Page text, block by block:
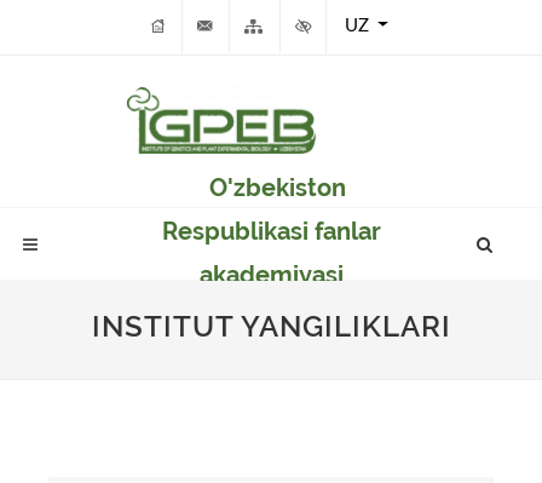
UZ
O'zbekiston
Respublikasi fanlar
akademiyasi
Genetika va o'simlikar
INSTITUT YANGILIKLARI